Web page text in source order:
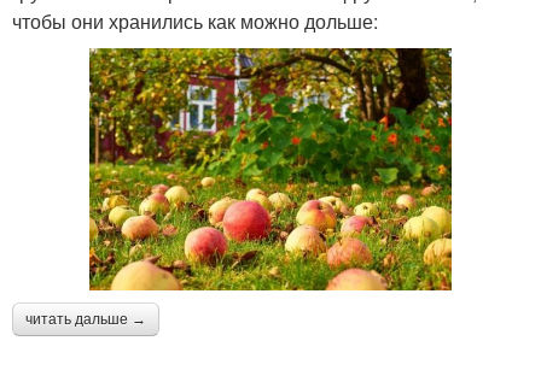
чтобы они хранились как можно дольше:
читать дальше →